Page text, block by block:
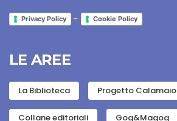
Privacy Policy - Cookie Policy
LE AREE
La Biblioteca Progetto Calamaio
Collane editoriali Gog&Magog